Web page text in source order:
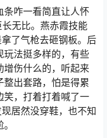
条咋一看简直让人怀
无比。燕赤霞技能
了气枪去砸钢板。后
玩法挺多样的，有些
增伤什么的，听起来
整出套路，怕是得累
笑，打着打着喊了一
居然没穿鞋，也不知